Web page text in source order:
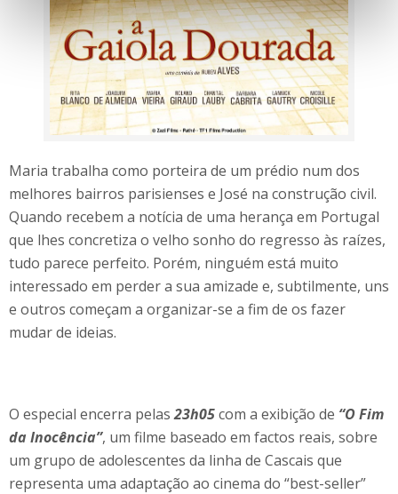
Maria trabalha como porteira de um prédio num dos
melhores bairros parisienses e José na construção civil.
Quando recebem a notícia de uma herança em Portugal
que lhes concretiza o velho sonho do regresso às raízes,
tudo parece perfeito. Porém, ninguém está muito
interessado em perder a sua amizade e, subtilmente, uns
e outros começam a organizar-se a fim de os fazer
mudar de ideias.
O especial encerra pelas23h05com a exibição de “O Fim
da Inocência”, um filme baseado em factos reais, sobre
um grupo de adolescentes da linha de Cascais que
representa uma adaptação ao cinema do “best-seller”